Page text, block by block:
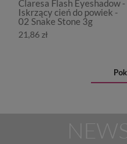
Claresa Flash Eyeshadow -
Iskrzący cień do powiek -
02 Snake Stone 3g
21,86 zł